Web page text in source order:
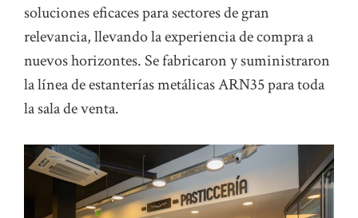
soluciones eficaces para sectores de gran
relevancia, llevando la experiencia de compra a
nuevos horizontes. Se fabricaron y suministraron
la línea de estanterías metálicas ARN35 para toda
la sala de venta.